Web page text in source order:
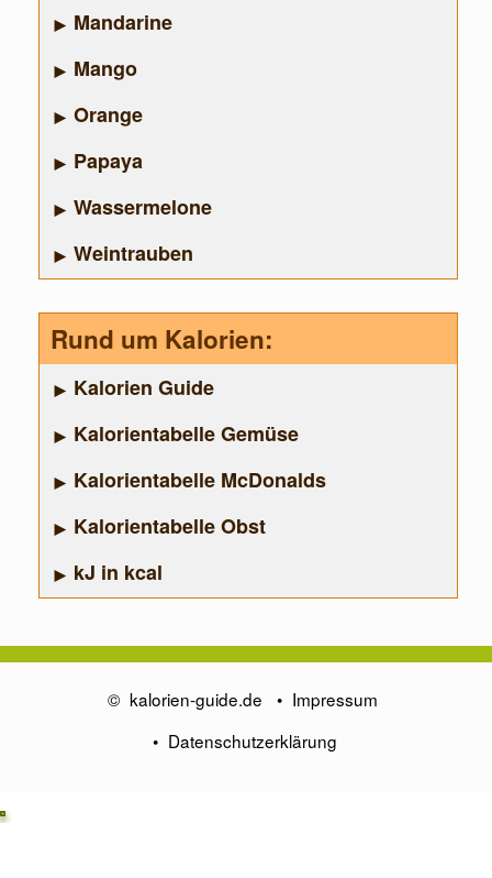
Mandarine
Mango
Orange
Papaya
Wassermelone
Weintrauben
Rund um Kalorien:
Kalorien Guide
Kalorientabelle Gemüse
Kalorientabelle McDonalds
Kalorientabelle Obst
kJ in kcal
© kalorien-guide.de • Impressum
• Datenschutzerklärung